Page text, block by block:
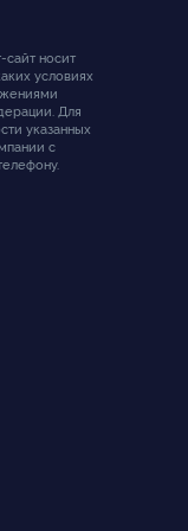
носит
условиях
Для
указанных
с